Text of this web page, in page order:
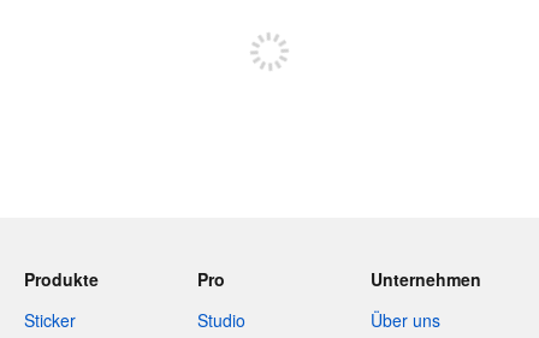
Produkte
Sticker
Pro
Studio
Unternehmen
Über uns